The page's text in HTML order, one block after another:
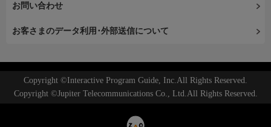
お問い合わせ
お客さまのデータ利用･外部送信について
Copyright ©Interactive Program Guide, Inc.All Rights Reserved.
Copyright ©Jupiter Telecommunications Co., Ltd.All Rights Reserved.